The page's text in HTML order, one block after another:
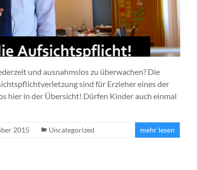
und ausnahmslos zu überwachen? Die
sind für Erzieher eines der
hier in der Übersicht! Dürfen Kinder auch einmal
2015 Uncategorized mehr lesen